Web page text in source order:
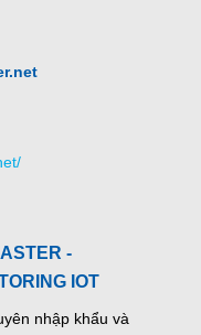
-
IOT
nhập khẩu và